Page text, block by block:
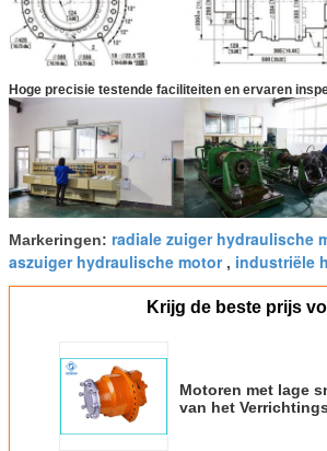
Hoge precisie testende faciliteiten en ervaren
Markeringen: radiale zuiger hydraulische
aszuiger hydraulische motor, industriële
Krijg de beste prijs
Motoren met lage
van het